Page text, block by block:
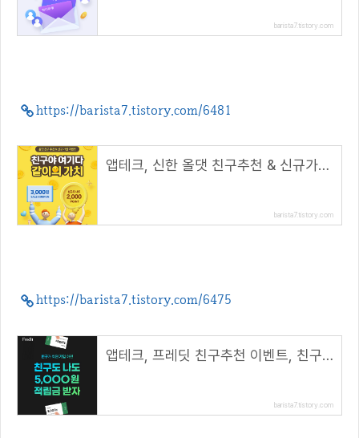
barista7.tistory.com
https://barista7.tistory.com/6481
앱테크, 신한 올댓 친구추천 & 신규가입 이벤트, 같이 2,000P 받자( 추천코드 : winhunt )
barista7.tistory.com
https://barista7.tistory.com/6475
앱테크, 프레딧 친구추천 이벤트, 친구도 나도 5,000원 적립금 받자!( 추천코드 : winhunt )
barista7.tistory.com